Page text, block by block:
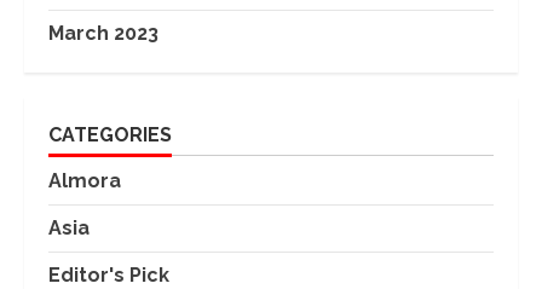
March 2023
CATEGORIES
Almora
Asia
Editor's Pick